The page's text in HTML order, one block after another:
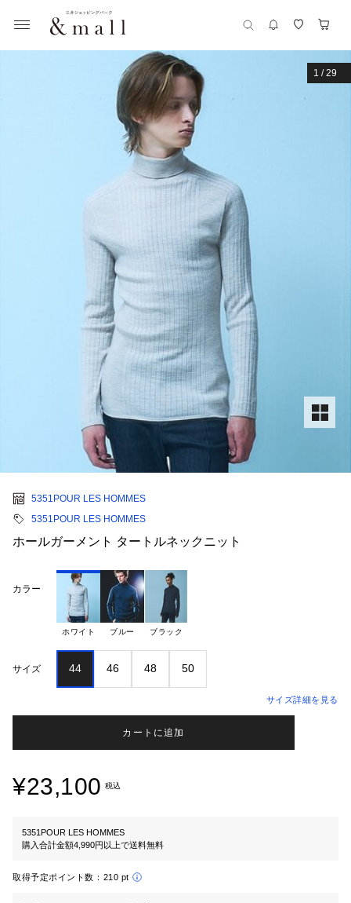
1 /29
5351POUR LES HOMMES
5351POUR LES HOMMES
ホールガーメント タートルネックニット
カラー
ホワイト ブルー ブラック
サイズ 44 46 48 50
サイズ詳細を見る
カートに追加
¥23,100 税込
5351POUR LES HOMMES
購入合計金額4,990円以上で送料無料
取得予定ポイント数： 210 pt